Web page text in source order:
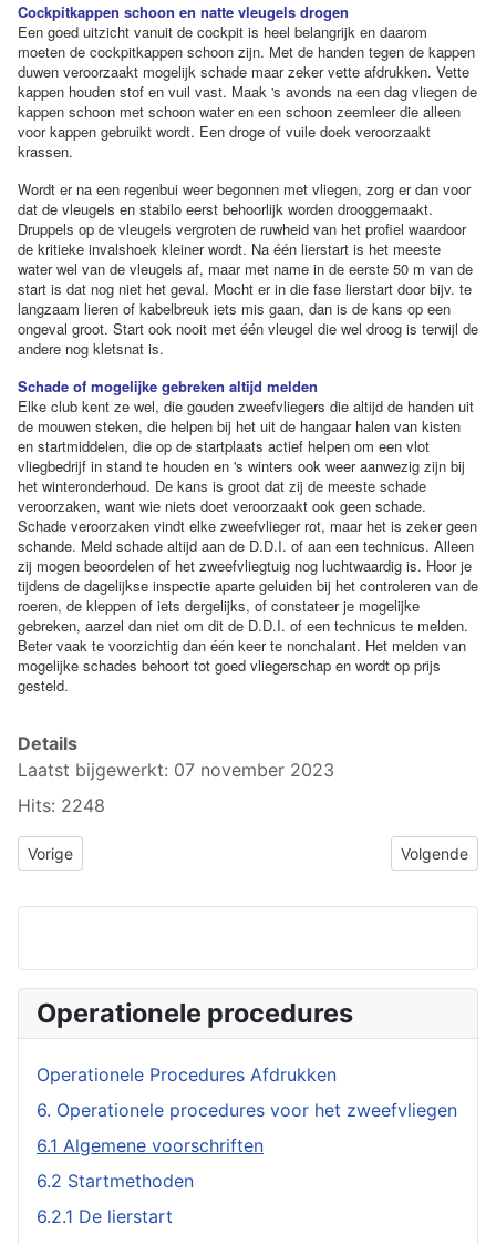
Cockpitkappen schoon en natte vleugels drogen
Een goed uitzicht vanuit de cockpit is heel belangrijk en daarom
moeten de cockpitkappen schoon zijn. Met de handen tegen de kappen
duwen veroorzaakt mogelijk schade maar zeker vette afdrukken. Vette
kappen houden stof en vuil vast. Maak 's avonds na een dag vliegen de
kappen schoon met schoon water en een schoon zeemleer die alleen
voor kappen gebruikt wordt. Een droge of vuile doek veroorzaakt
krassen.
Wordt er na een regenbui weer begonnen met vliegen, zorg er dan voor
dat de vleugels en stabilo eerst behoorlijk worden drooggemaakt.
Druppels op de vleugels vergroten de ruwheid van het profiel waardoor
de kritieke invalshoek kleiner wordt. Na één lierstart is het meeste
water wel van de vleugels af, maar met name in de eerste 50 m van de
start is dat nog niet het geval. Mocht er in die fase lierstart door bijv. te
langzaam lieren of kabelbreuk iets mis gaan, dan is de kans op een
ongeval groot. Start ook nooit met één vleugel die wel droog is terwijl de
andere nog kletsnat is.
Schade of mogelijke gebreken altijd melden
Elke club kent ze wel, die gouden zweefvliegers die altijd de handen uit
de mouwen steken, die helpen bij het uit de hangaar halen van kisten
en startmiddelen, die op de startplaats actief helpen om een vlot
vliegbedrijf in stand te houden en 's winters ook weer aanwezig zijn bij
het winteronderhoud. De kans is groot dat zij de meeste schade
veroorzaken, want wie niets doet veroorzaakt ook geen schade.
Schade veroorzaken vindt elke zweefvlieger rot, maar het is zeker geen
schande. Meld schade altijd aan de D.D.I. of aan een technicus. Alleen
zij mogen beoordelen of het zweefvliegtuig nog luchtwaardig is. Hoor je
tijdens de dagelijkse inspectie aparte geluiden bij het controleren van de
roeren, de kleppen of iets dergelijks, of constateer je mogelijke
gebreken, aarzel dan niet om dit de D.D.I. of een technicus te melden.
Beter vaak te voorzichtig dan één keer te nonchalant. Het melden van
mogelijke schades behoort tot goed vliegerschap en wordt op prijs
gesteld.
Details
Laatst bijgewerkt: 07 november 2023
Hits: 2248
Vorig artikel: 6. Operationele procedures voor het zweefvliegen
Vorige Volgende
Volgende
Operationele procedures
Operationele Procedures Afdrukken
6. Operationele procedures voor het zweefvliegen
6.1 Algemene voorschriften
6.2 Startmethoden
6.2.1 De lierstart